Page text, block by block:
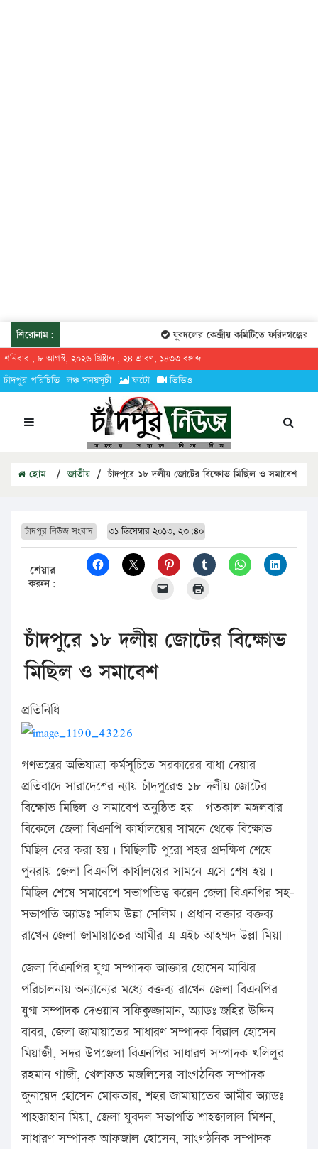
শিরোনাম: যুবদলের কেন্দ্রীয় কমিটিতে ফরিদগঞ্জের
শনিবার , ৮ আগস্ট, ২০২৬ খ্রিষ্টাব্দ , ২৪ শ্রাবণ, ১৪৩৩ বঙ্গাব্দ
চাঁদপুর পরিচিতি লঞ্চ সময়সূচী ফটো ভিডিও
হোম / জাতীয় / চাঁদপুরে ১৮ দলীয় জোটের বিক্ষোভ মিছিল ও সমাবেশ
চাঁদপুর নিউজ সংবাদ ৩১ ডিসেম্বার ২০১৩, ২৩:৪০
শেয়ার
করুন:
চাঁদপুরে ১৮ দলীয় জোটের বিক্ষোভ
মিছিল ও সমাবেশ
প্রতিনিধি
গণতন্ত্রের অভিযাত্রা কর্মসূচিতে সরকারের বাধা দেয়ার
প্রতিবাদে সারাদেশের ন্যায় চাঁদপুরেও ১৮ দলীয় জোটের
বিক্ষোভ মিছিল ও সমাবেশ অনুষ্ঠিত হয়। গতকাল মঙ্গলবার
বিকেলে জেলা বিএনপি কার্যালয়ের সামনে থেকে বিক্ষোভ
মিছিল বের করা হয়। মিছিলটি পুরো শহর প্রদক্ষিণ শেষে
পুনরায় জেলা বিএনপি কার্যালয়ের সামনে এসে শেষ হয়।
মিছিল শেষে সমাবেশে সভাপতিত্ব করেন জেলা বিএনপির সহ-
সভাপতি অ্যাডঃ সলিম উল্লা সেলিম। প্রধান বক্তার বক্তব্য
রাখেন জেলা জামায়াতের আমীর এ এইচ আহম্মদ উল্লা মিয়া।
জেলা বিএনপির যুগ্ম সম্পাদক আক্তার হোসেন মাঝির
পরিচালনায় অন্যান্যের মধ্যে বক্তব্য রাখেন জেলা বিএনপির
যুগ্ম সম্পাদক দেওয়ান সফিকুজ্জামান, অ্যাডঃ জহির উদ্দিন
বাবর, জেলা জামায়াতের সাধারণ সম্পাদক বিল্লাল হোসেন
মিয়াজী, সদর উপজেলা বিএনপির সাধারণ সম্পাদক খলিলুর
রহমান গাজী, খেলাফত মজলিসের সাংগঠনিক সম্পাদক
জুনায়েদ হোসেন মোকতার, শহর জামায়াতের আমীর অ্যাডঃ
শাহজাহান মিয়া, জেলা যুবদল সভাপতি শাহজালাল মিশন,
সাধারণ সম্পাদক আফজাল হোসেন, সাংগঠনিক সম্পাদক